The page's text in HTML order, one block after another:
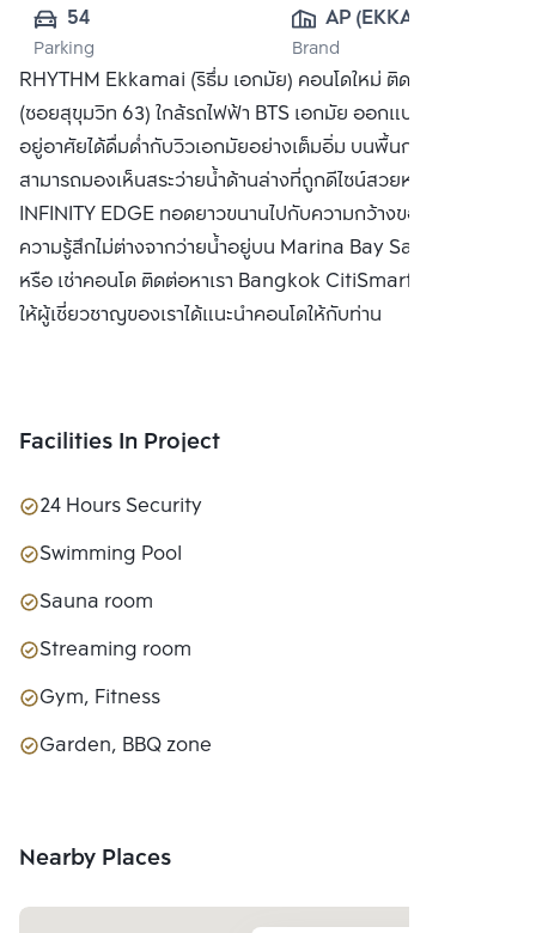
54
Parking
AP (EKKAMAI)
CO., LTD
Brand
RHYTHM Ekkamai (ริธึ่ม เอกมัย) คอนโดใหม่ ติดถนนเอกมัย
(ซอยสุขุมวิท 63) ใกล้รถไฟฟ้า BTS เอกมัย ออกแบบมาเพื่อให้ผู้
อยู่อาศัยได้ดื่มด่ำกับวิวเอกมัยอย่างเต็มอิ่ม บนพื้นกระจกใสที่
สามารถมองเห็นสระว่ายน้ำด้านล่างที่ถูกดีไซน์สวยหรู แบบ
INFINITY EDGE ทอดยาวขนานไปกับความกว้างของอาคาร ให้
ความรู้สึกไม่ต่างจากว่ายน้ำอยู่บน Marina Bay Sands ซื้อ ขาย
หรือ เช่าคอนโด ติดต่อหาเรา Bangkok CitiSmart ได้ทันที เพื่อ
ให้ผู้เชี่ยวชาญของเราได้แนะนำคอนโดให้กับท่าน
Facilities In Project
24 Hours Security
Swimming Pool
Sauna room
Streaming room
Gym, Fitness
Garden, BBQ zone
Nearby Places